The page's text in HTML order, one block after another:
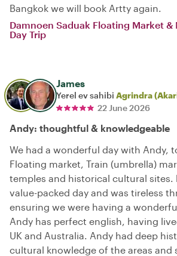
Bangkok we will book Artty again.
Damnoen Saduak Floating Market
Day Trip
James
Yerel ev sahibi Agrindra
22 June 2026
Andy: thoughtful & knowledgeable
We had a wonderful day with Andy,
Floating market, Train (umbrella)
temples and historical cultural sites.
value-packed day and was tireless
ensuring we were having a
Andy has perfect english, having
UK and Australia. Andy had deep
cultural knowledge of the areas and